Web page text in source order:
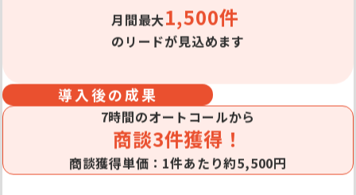
月間最大1,500件
のリードが見込めます
導入後の成果
7時間のオートコールから
商談3件獲得！
商談獲得単価：1件あたり約5,500円